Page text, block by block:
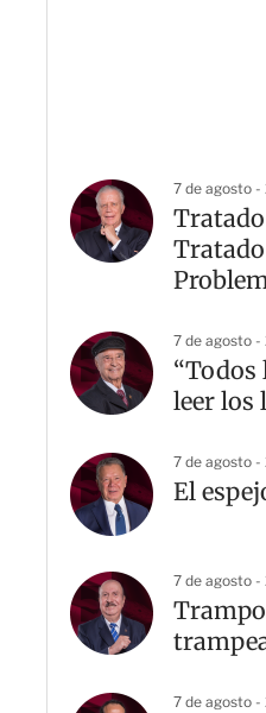
7 de agosto -
7 de agosto -
“Todos
leer los
7 de agosto -
El
7 de agosto -
7 de agosto -